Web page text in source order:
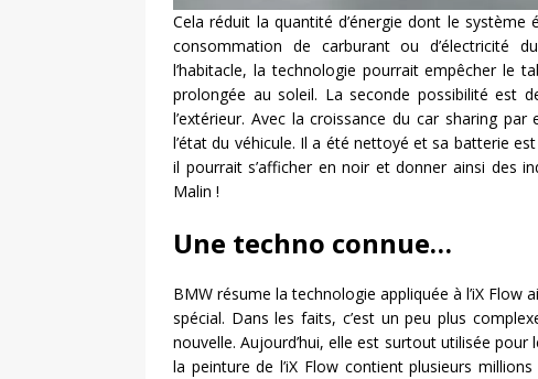
Cela réduit la quantité d’énergie dont le
consommation de carburant ou d’électricité
l’habitacle, la technologie pourrait empêcher le
prolongée au soleil. La seconde possibilité est
l’extérieur. Avec la croissance du car sharing
l’état du véhicule. Il a été nettoyé et sa batterie
il pourrait s’afficher en noir et donner ainsi des
Malin !
Une techno connue…
BMW résume la technologie appliquée à l’iX Flow
spécial. Dans les faits, c’est un peu plus
nouvelle. Aujourd’hui, elle est surtout utilisée
la peinture de l’iX Flow contient plusieurs